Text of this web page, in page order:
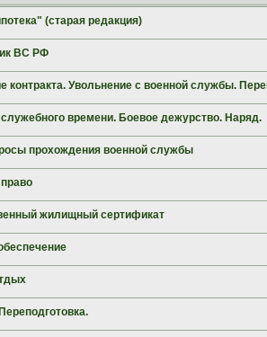
(старая редакция)
ВС РФ
контракта. Увольнение с военной службы.
времени. Боевое дежурство. Наряд.
прохождения военной службы
жилищный сертификат